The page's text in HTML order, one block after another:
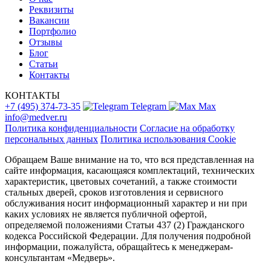
Реквизиты
Вакансии
Портфолио
Отзывы
Блог
Статьи
Контакты
КОНТАКТЫ
+7 (495) 374-73-35
Telegram
Max
info@medver.ru
Политика конфиденциальности Согласие на обработку
персональных данных Политика использования Cookie
Обращаем Ваше внимание на то, что вся представленная на
сайте информация, касающаяся комплектаций, технических
характеристик, цветовых сочетаний, а также стоимости
стальных дверей, сроков изготовления и сервисного
обслуживания носит информационный характер и ни при
каких условиях не является публичной офертой,
определяемой положениями Статьи 437 (2) Гражданского
кодекса Российской Федерации. Для получения подробной
информации, пожалуйста, обращайтесь к менеджерам-
консультантам «Медверь».